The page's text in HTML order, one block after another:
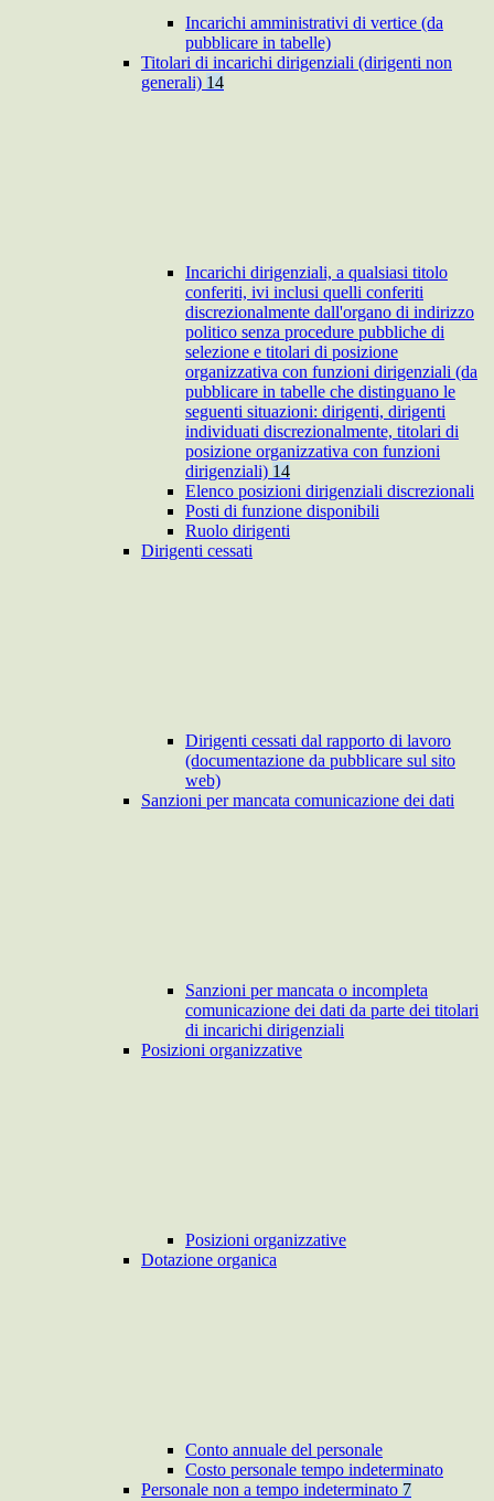
Incarichi amministrativi di vertice (da
pubblicare in tabelle)
Titolari di incarichi dirigenziali (dirigenti non
generali) 14
Incarichi dirigenziali, a qualsiasi titolo
conferiti, ivi inclusi quelli conferiti
discrezionalmente dall'organo di indirizzo
politico senza procedure pubbliche di
selezione e titolari di posizione
organizzativa con funzioni dirigenziali (da
pubblicare in tabelle che distinguano le
seguenti situazioni: dirigenti, dirigenti
individuati discrezionalmente, titolari di
posizione organizzativa con funzioni
dirigenziali) 14
Elenco posizioni dirigenziali discrezionali
Posti di funzione disponibili
Ruolo dirigenti
Dirigenti cessati
Dirigenti cessati dal rapporto di lavoro
(documentazione da pubblicare sul sito
web)
Sanzioni per mancata comunicazione dei dati
Sanzioni per mancata o incompleta
comunicazione dei dati da parte dei titolari
di incarichi dirigenziali
Posizioni organizzative
Posizioni organizzative
Dotazione organica
Conto annuale del personale
Costo personale tempo indeterminato
Personale non a tempo indeterminato 7